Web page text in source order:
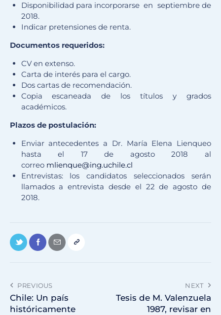
Disponibilidad para incorporarse en septiembre de
2018.
Indicar pretensiones de renta.
Documentos requeridos:
CV en extenso.
Carta de interés para el cargo.
Dos cartas de recomendación.
Copia escaneada de los títulos y grados
académicos.
Plazos de postulación:
Enviar antecedentes a Dr. María Elena Lienqueo
hasta el 17 de agosto 2018 al
correo mlienque@ing.uchile.cl
Entrevistas: los candidatos seleccionados serán
llamados a entrevista desde el 22 de agosto de
2018.
PREVIOUS
Chile: Un país
históricamente
NEXT
Tesis de M. Valenzuela
1987, revisar en